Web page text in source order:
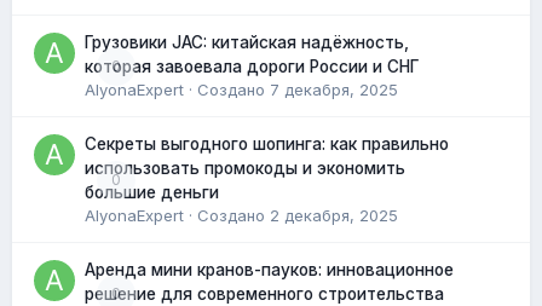
0
Грузовики JAC: китайская надёжность,
которая завоевала дороги России и СНГ
AlyonaExpert · Создано 7 декабря, 2025
0
Секреты выгодного шопинга: как правильно
использовать промокоды и экономить
большие деньги
AlyonaExpert · Создано 2 декабря, 2025
0
Аренда мини кранов-пауков: инновационное
решение для современного строительства